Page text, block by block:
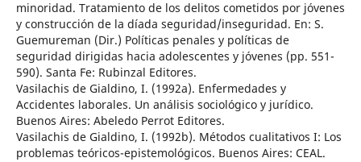
minoridad. Tratamiento de los delitos cometidos por jóvenes
y construcción de la díada seguridad/inseguridad. En: S.
Guemureman (Dir.) Políticas penales y políticas de
seguridad dirigidas hacia adolescentes y jóvenes (pp. 551-
590). Santa Fe: Rubinzal Editores.
Vasilachis de Gialdino, I. (1992a). Enfermedades y
Accidentes laborales. Un análisis sociológico y jurídico.
Buenos Aires: Abeledo Perrot Editores.
Vasilachis de Gialdino, I. (1992b). Métodos cualitativos I: Los
problemas teóricos-epistemológicos. Buenos Aires: CEAL.